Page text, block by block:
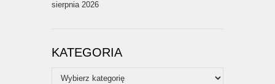
sierpnia 2026
KATEGORIA
Kategoria